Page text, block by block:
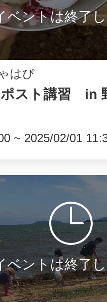
ベントは終了
はぴ
ポスト講習 in
~ 2025/02/01
ベントは終了